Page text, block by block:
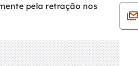
pela retração nos